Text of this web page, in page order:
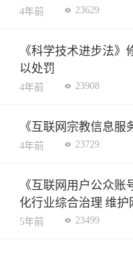
4年前 23629
《科学技术进步法
以处罚
4年前 23908
《互联网宗教信息服
4年前 23729
《互联网用户公众
化行业综合治理 维护
5年前 23499